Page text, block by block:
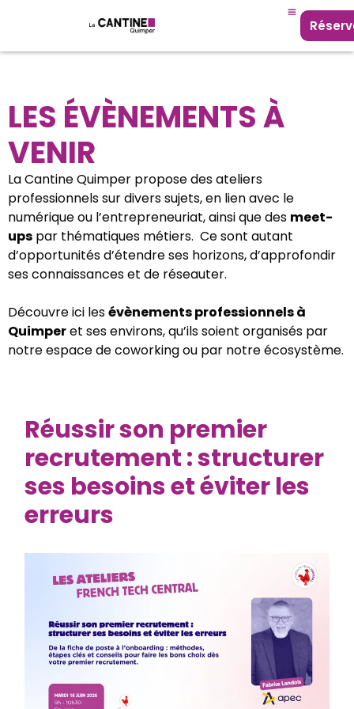
LES ÉVÈNEMENTS À
VENIR
La Cantine Quimper propose des ateliers
professionnels sur divers sujets, en lien avec le
numérique ou l’entrepreneuriat, ainsi que des meet-
ups par thématiques métiers. Ce sont autant
d’opportunités d’étendre ses horizons, d’approfondir
ses connaissances et de réseauter.
Découvre ici lesévènements professionnels à
Quimperet ses environs, qu’ils soient organisés par
notre espace de coworking ou par notre écosystème.
Réussir son premier
recrutement : structurer
ses besoins et éviter les
erreurs